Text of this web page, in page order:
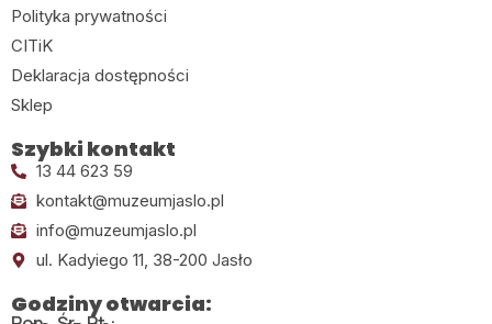
Polityka prywatności
CITiK
Deklaracja dostępności
Sklep
Szybki kontakt
13 44 623 59
kontakt@muzeumjaslo.pl
info@muzeumjaslo.pl
ul. Kadyiego 11, 38-200 Jasło
Godziny otwarcia: